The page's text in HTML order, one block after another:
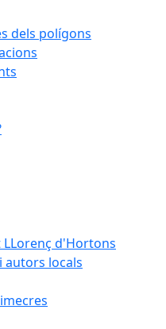
dels polígons
LLorenç d'Hortons
autors locals